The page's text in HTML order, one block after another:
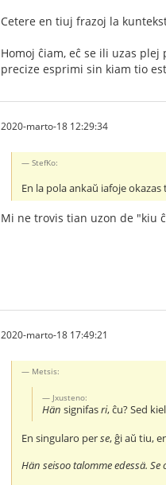
Cetere en tiuj frazoj la
Homoj ĉiam, eĉ se ili uzas
precize esprimi sin kiam tio
2020-marto-18 12:29:34
StefKo:
En la pola ankaŭ iafoje
Mi ne trovis tian uzon de "kiu
2020-marto-18 17:49:21
Metsis:
Jxusteno:
Hän signifasri, ĉu? Sed
En singularo perse, ĝi aŭ tiu,
Hän seisoo talomme edessä.